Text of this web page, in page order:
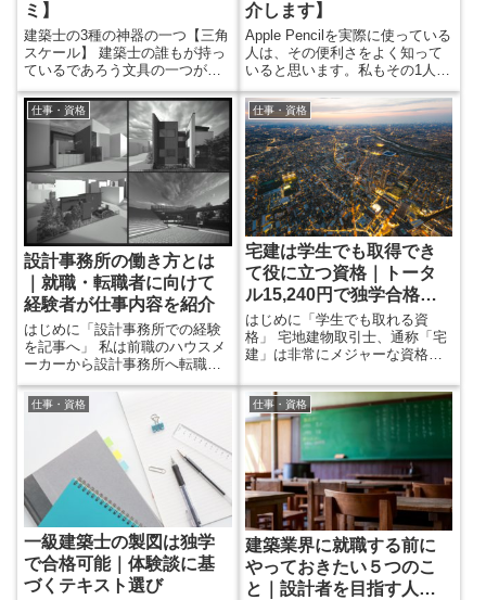
ミ】
建築士の3種の神器の一つ【三角
スケール】 建築士の誰もが持っ
ているであろう文具の一つが三
角スケール、通称「さんすけ」
です。 営業や現場監督、不動産
関係の人も持っていると思いま
す。私は勝手に、建築士の三種
の神器の一つだと思っていま
す。 よく知らない人に向けてお
伝えしますと、三角スケールと
は「様々な縮尺の図面に対応で
きる定規」のことです。 それが
三角形だから、三角スケールと
言います。三角形なので、3面...
介します】
Apple Pencilを実際に使っている
人は、その便利さをよく知って
いると思います。私もその1人で
す。 Apple Pencilは、絵を描く
人がよく使っている印象があり
ます。 ちなみに私は建築の設計
の仕事をしているのですが、
Apple Pencilを購入してから非常
に作業が捗るようになりまし
た。 なので今回は、仕事や私生
活での実際の使い方とともに
Apple Pencilを紹介したいと思い
ます。 ...
仕事・資格
設計事務所の働き方とは
｜就職・転職者に向けて
経験者が仕事内容を紹介
はじめに「設計事務所での経験
を記事へ」 私は前職のハウスメ
ーカーから設計事務所へ転職し
ーカーでの経験を等身大で記事
にしたところ、幸いなことに多
くの方々に読んでいただけてい
ます。 なので、今回はその”設計
事務所バージョン“として、設計
事務所についての記事を書きた
いと思います。 一般的に「設計
事務所はブラックな会社」とい
うイメージがあると思います。
でも「実態はどうなのか」...
仕事・資格
宅建は学生でも取得でき
て役に立つ資格｜トータ
ル15,240円で独学合格が
可能
はじめに「学生でも取れる資
格」 宅地建物取引士、通称「宅
建」は非常にメジャーな資格で
るものではありません。合格率
は16%ほどで、合格者の平均年
齢は35歳です。ほとんどの人
は、社会人になって会社で働き
ながら取る資格です。 しかし受
験資格の制約はなく、学生でも
誰でも受験可能です。令和元年
の試験ですと14歳の合格者も出
ています。 なので、社会人にな
ってまとまった時間が取りに
く...
仕事・資格
一級建築士の製図は独学
で合格可能｜体験談に基
づくテキスト選び
仕事・資格
建築業界に就職する前に
やっておきたい５つのこ
と｜設計者を目指す人向